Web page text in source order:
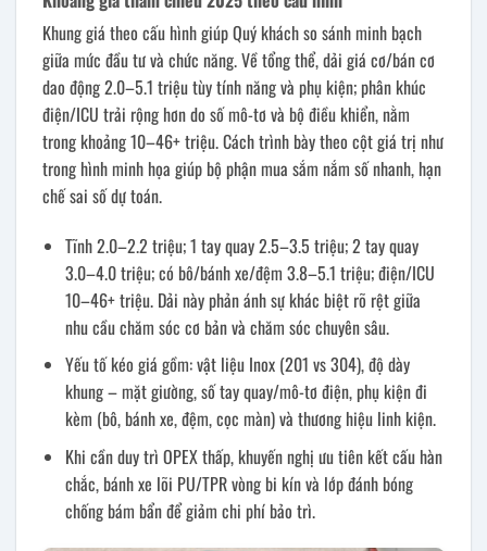
Khung giá theo cấu hình giúp Quý khách so sánh minh bạch
giữa mức đầu tư và chức năng. Về tổng thể, dải giá cơ/bán cơ
dao động 2.0–5.1 triệu tùy tính năng và phụ kiện; phân khúc
điện/ICU trải rộng hơn do số mô-tơ và bộ điều khiển, nằm
trong khoảng 10–46+ triệu. Cách trình bày theo cột giá trị như
trong hình minh họa giúp bộ phận mua sắm nắm số nhanh, hạn
chế sai số dự toán.
Tĩnh 2.0–2.2 triệu; 1 tay quay 2.5–3.5 triệu; 2 tay quay
3.0–4.0 triệu; có bô/bánh xe/đệm 3.8–5.1 triệu; điện/ICU
10–46+ triệu. Dải này phản ánh sự khác biệt rõ rệt giữa
nhu cầu chăm sóc cơ bản và chăm sóc chuyên sâu.
Yếu tố kéo giá gồm: vật liệu Inox (201 vs 304), độ dày
khung – mặt giường, số tay quay/mô-tơ điện, phụ kiện đi
kèm (bô, bánh xe, đệm, cọc màn) và thương hiệu linh kiện.
Khi cần duy trì OPEX thấp, khuyến nghị ưu tiên kết cấu hàn
chắc, bánh xe lõi PU/TPR vòng bi kín và lớp đánh bóng
chống bám bẩn để giảm chi phí bảo trì.